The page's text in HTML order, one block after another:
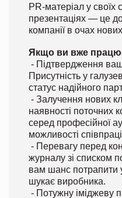
PR-матеріал у своїх
презентаціях — це
компанії в очах нових
Якщо ви вже
- Підтвердження
Присутність у
статус надійного
- Залучення нових
наявності поточних
серед професійної
можливості
- Перевагу перед
журналу зі списком
вам шанс потрапити
шукає виробника.
- Потужну іміджеву